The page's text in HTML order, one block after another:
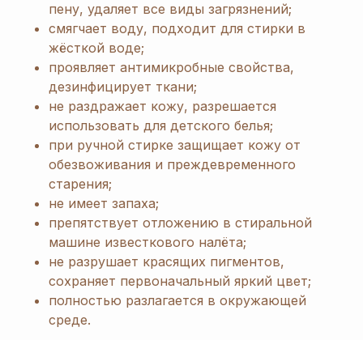
пену, удаляет все виды загрязнений;
смягчает воду, подходит для стирки в
жёсткой воде;
проявляет антимикробные свойства,
дезинфицирует ткани;
не раздражает кожу, разрешается
использовать для детского белья;
при ручной стирке защищает кожу от
обезвоживания и преждевременного
старения;
не имеет запаха;
препятствует отложению в стиральной
машине известкового налёта;
не разрушает красящих пигментов,
сохраняет первоначальный яркий цвет;
полностью разлагается в окружающей
среде.